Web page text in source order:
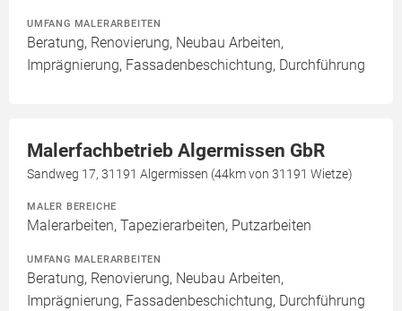
UMFANG MALERARBEITEN
Beratung, Renovierung, Neubau Arbeiten,
Imprägnierung, Fassadenbeschichtung, Durchführung
Malerfachbetrieb Algermissen GbR
Sandweg 17, 31191 Algermissen (44km von 31191 Wietze)
MALER BEREICHE
Malerarbeiten, Tapezierarbeiten, Putzarbeiten
UMFANG MALERARBEITEN
Beratung, Renovierung, Neubau Arbeiten,
Imprägnierung, Fassadenbeschichtung, Durchführung